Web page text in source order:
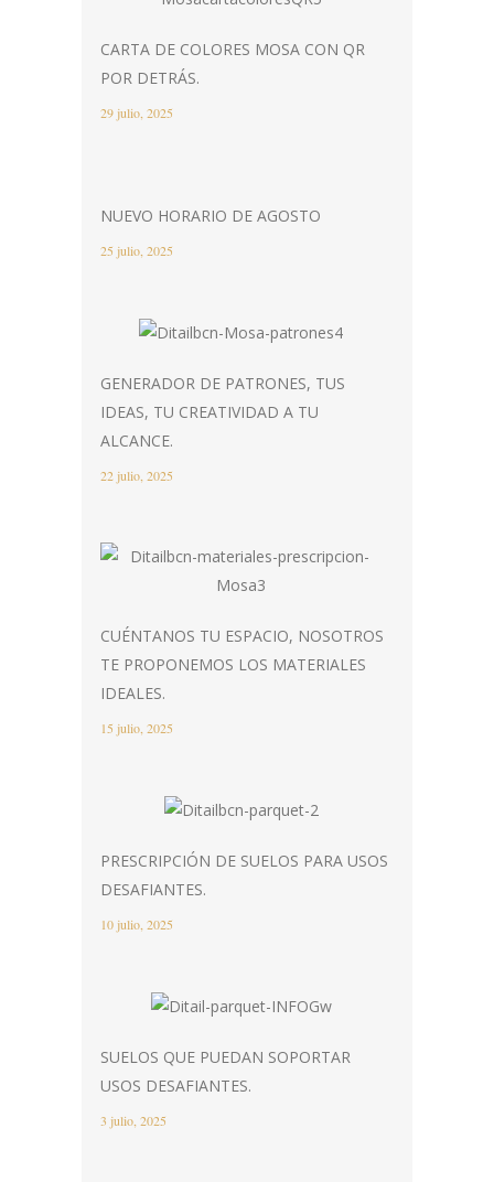
CARTA DE COLORES MOSA CON QR
POR DETRÁS.
29 julio, 2025
NUEVO HORARIO DE AGOSTO
25 julio, 2025
GENERADOR DE PATRONES, TUS
IDEAS, TU CREATIVIDAD A TU
ALCANCE.
22 julio, 2025
CUÉNTANOS TU ESPACIO, NOSOTROS
TE PROPONEMOS LOS MATERIALES
IDEALES.
15 julio, 2025
PRESCRIPCIÓN DE SUELOS PARA USOS
DESAFIANTES.
10 julio, 2025
SUELOS QUE PUEDAN SOPORTAR
USOS DESAFIANTES.
3 julio, 2025